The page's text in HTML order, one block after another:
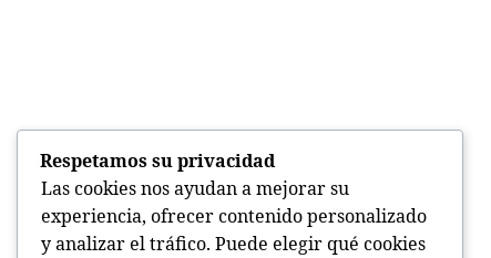
Respetamos su privacidad
Las cookies nos ayudan a mejorar su
experiencia, ofrecer contenido personalizado
y analizar el tráfico. Puede elegir qué cookies